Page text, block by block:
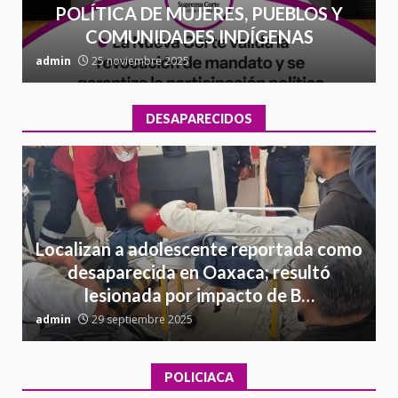
POLÍTICA DE MUJERES, PUEBLOS Y
COMUNIDADES INDÍGENAS
admin 25 noviembre 2025
DESAPARECIDOS
Localizan a adolescente reportada como
desaparecida en Oaxaca; resultó
lesionada por impacto de B…
admin 29 septiembre 2025
POLICIACA